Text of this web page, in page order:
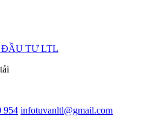
TƯ LTL
954 infotuvanltl@gmail.com